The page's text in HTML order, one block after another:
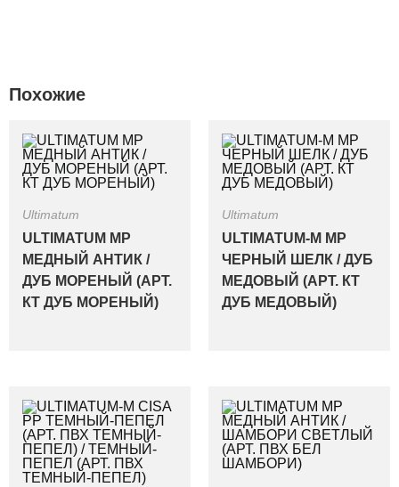
Похожие
Ultimatum
ULTIMATUM MP
МЕДНЫЙ АНТИК /
ДУБ МОРЕНЫЙ (АРТ.
КТ ДУБ МОРЕНЫЙ)
Ultimatum
ULTIMATUM-M MP
ЧЕРНЫЙ ШЕЛК / ДУБ
МЕДОВЫЙ (АРТ. КТ
ДУБ МЕДОВЫЙ)